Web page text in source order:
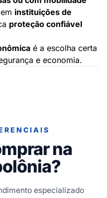
instituições de
proteção confiável
é a escolha certa
e economia.
na
especializado